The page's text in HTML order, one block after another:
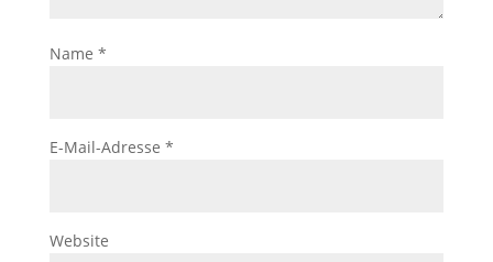
Name *
E-Mail-Adresse *
Website